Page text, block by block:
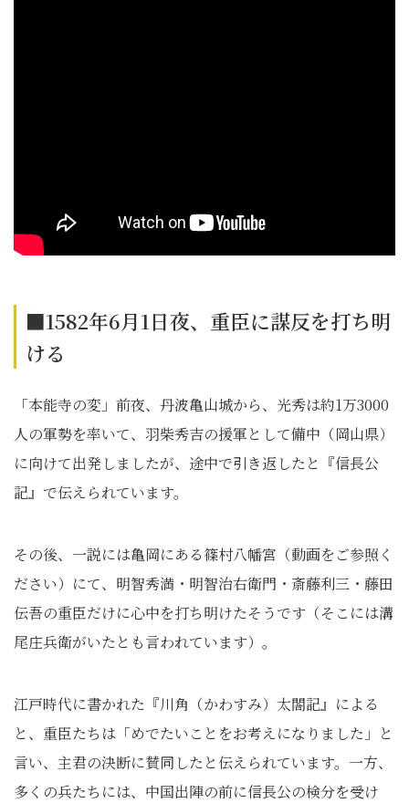
■1582年6月1日夜、重臣に謀反を打ち明
ける
「本能寺の変」前夜、丹波亀山城から、光秀は約1万3000
人の軍勢を率いて、羽柴秀吉の援軍として備中（岡山県）
に向けて出発しましたが、途中で引き返したと『信長公
記』で伝えられています。
その後、一説には亀岡にある篠村八幡宮（動画をご参照く
ださい）にて、明智秀満・明智治右衛門・斎藤利三・藤田
伝吾の重臣だけに心中を打ち明けたそうです（そこには溝
尾庄兵衛がいたとも言われています）。
江戸時代に書かれた『川角（かわすみ）太閤記』による
と、重臣たちは「めでたいことをお考えになりました」と
言い、主君の決断に賛同したと伝えられています。一方、
多くの兵たちには、中国出陣の前に信長公の検分を受け